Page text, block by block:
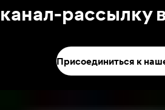
канал-рассылку
Присоединиться к